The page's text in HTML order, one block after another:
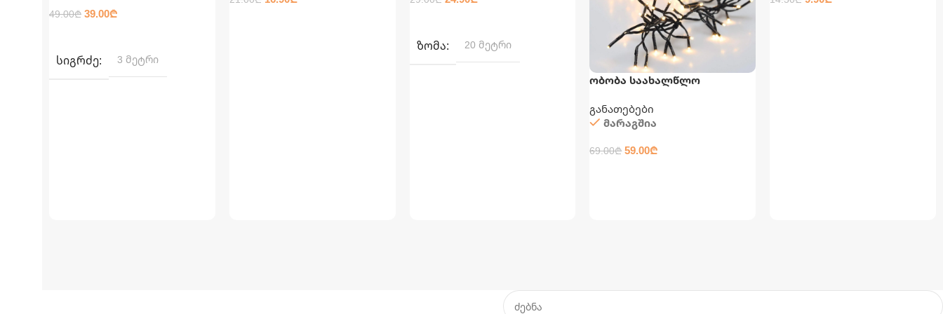
49.00₾ 39.00₾
ᲡᲘᲒᲠᲫᲔ 3 მეტრი
ᲖᲝᲛᲐ 20 მეტრი
ობობა საახალწლო
განათებები
მარაგშია
69.00₾ 59.00₾